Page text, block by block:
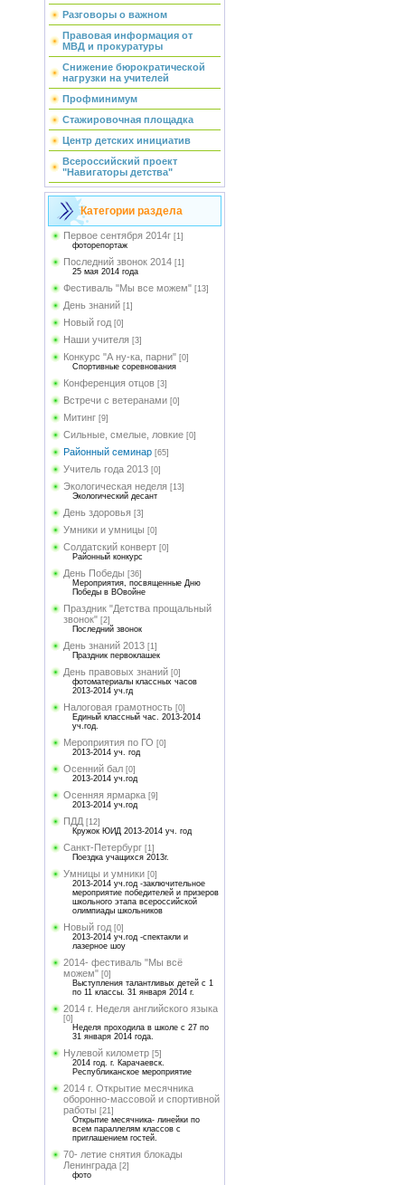
Разговоры о важном
Правовая информация от
МВД и прокуратуры
Снижение бюрократической
нагрузки на учителей
Профминимум
Стажировочная площадка
Центр детских инициатив
Всероссийский проект
"Навигаторы детства"
Категории раздела
Первое сентября 2014г [1]
фоторепортаж
Последний звонок 2014 [1]
25 мая 2014 года
Фестиваль "Мы все можем" [13]
День знаний [1]
Новый год [0]
Наши учителя [3]
Конкурс "А ну-ка, парни" [0]
Спортивные соревнования
Конференция отцов [3]
Встречи с ветеранами [0]
Митинг [9]
Сильные, смелые, ловкие [0]
Районный семинар [65]
Учитель года 2013 [0]
Экологическая неделя [13]
Экологический десант
День здоровья [3]
Умники и умницы [0]
Солдатский конверт [0]
Районный конкурс
День Победы [36]
Мероприятия, посвященные Дню
Победы в ВОвойне
Праздник "Детства прощальный
звонок" [2]
Последний звонок
День знаний 2013 [1]
Праздник первоклашек
День правовых знаний [0]
фотоматериалы классных часов
2013-2014 уч.гд
Налоговая грамотность [0]
Единый классный час. 2013-2014
уч.год.
Мероприятия по ГО [0]
2013-2014 уч. год
Осенний бал [0]
2013-2014 уч.год
Осенняя ярмарка [9]
2013-2014 уч.год
ПДД [12]
Кружок ЮИД 2013-2014 уч. год
Санкт-Петербург [1]
Поездка учащихся 2013г.
Умницы и умники [0]
2013-2014 уч.год -заключительное
мероприятие победителей и призеров
школьного этапа всероссийской
олимпиады школьников
Новый год [0]
2013-2014 уч.год -спектакли и
лазерное шоу
2014- фестиваль "Мы всё
можем" [0]
Выступления талантливых детей с 1
по 11 классы. 31 января 2014 г.
2014 г. Неделя английского языка
[0]
Неделя проходила в школе с 27 по
31 января 2014 года.
Нулевой километр [5]
2014 год. г. Карачаевск.
Республиканское мероприятие
2014 г. Открытие месячника
оборонно-массовой и спортивной
работы [21]
Открытие месячника- линейки по
всем параллелям классов с
приглашением гостей.
70- летие снятия блокады
Ленинграда [2]
фото